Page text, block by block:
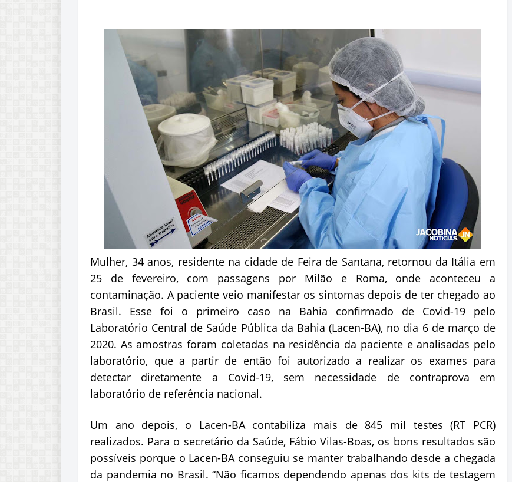
Mulher, 34 anos, residente na cidade de Feira de Santana, retornou da Itália em
25 de fevereiro, com passagens por Milão e Roma, onde aconteceu a
contaminação. A paciente veio manifestar os sintomas depois de ter chegado ao
Brasil. Esse foi o primeiro caso na Bahia confirmado de Covid-19 pelo
Laboratório Central de Saúde Pública da Bahia (Lacen-BA), no dia 6 de março de
2020. As amostras foram coletadas na residência da paciente e analisadas pelo
laboratório, que a partir de então foi autorizado a realizar os exames para
detectar diretamente a Covid-19, sem necessidade de contraprova em
laboratório de referência nacional.
Um ano depois, o Lacen-BA contabiliza mais de 845 mil testes (RT PCR)
realizados. Para o secretário da Saúde, Fábio Vilas-Boas, os bons resultados são
possíveis porque o Lacen-BA conseguiu se manter trabalhando desde a chegada
da pandemia no Brasil. “Não ficamos dependendo apenas dos kits de testagem